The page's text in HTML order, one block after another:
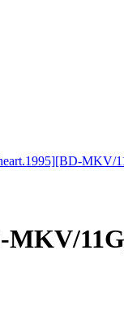
MKV/
MKV/